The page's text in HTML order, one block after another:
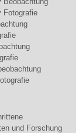
Fotografie
und Forschung